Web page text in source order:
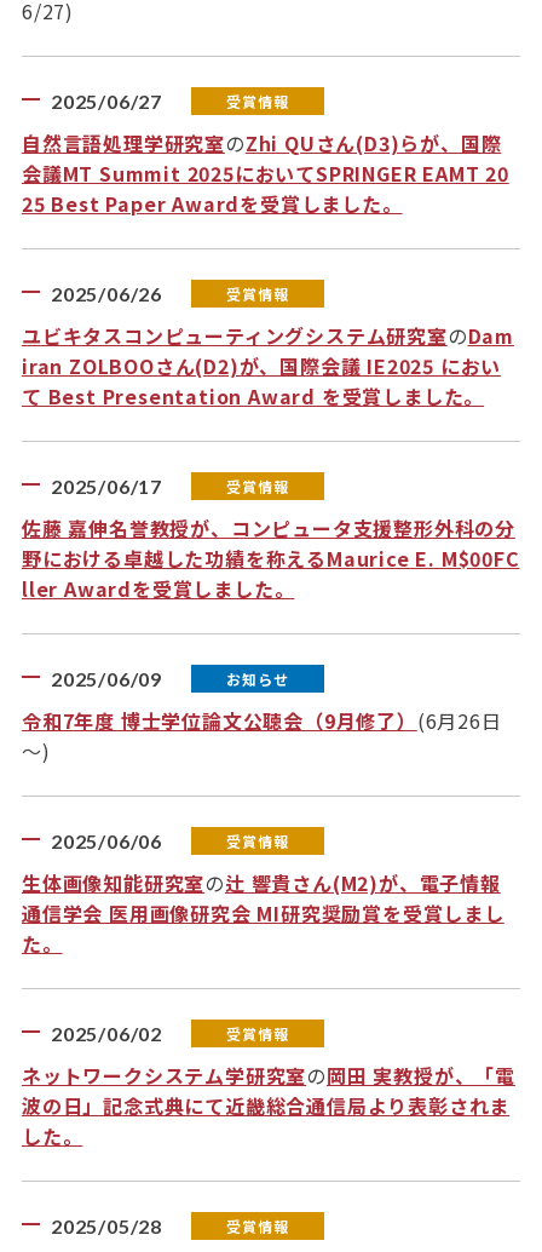
6/27)
2025/06/27 受賞情報
自然言語処理学研究室のZhi QUさん(D3)らが、国際
会議MT Summit 2025においてSPRINGER EAMT 20
25 Best Paper Awardを受賞しました。
2025/06/26 受賞情報
ユビキタスコンピューティングシステム研究室のDam
iran ZOLBOOさん(D2)が、国際会議 IE2025 におい
て Best Presentation Award を受賞しました。
2025/06/17 受賞情報
佐藤 嘉伸名誉教授が、コンピュータ支援整形外科の分
野における卓越した功績を称えるMaurice E. M$00FC
ller Awardを受賞しました。
2025/06/09 お知らせ
令和7年度 博士学位論文公聴会（9月修了） (6月26日
～)
2025/06/06 受賞情報
生体画像知能研究室の辻 響貴さん(M2)が、電子情報
通信学会 医用画像研究会 MI研究奨励賞を受賞しまし
た。
2025/06/02 受賞情報
ネットワークシステム学研究室の岡田 実教授が、「電
波の日」記念式典にて近畿総合通信局より表彰されま
した。
2025/05/28 受賞情報